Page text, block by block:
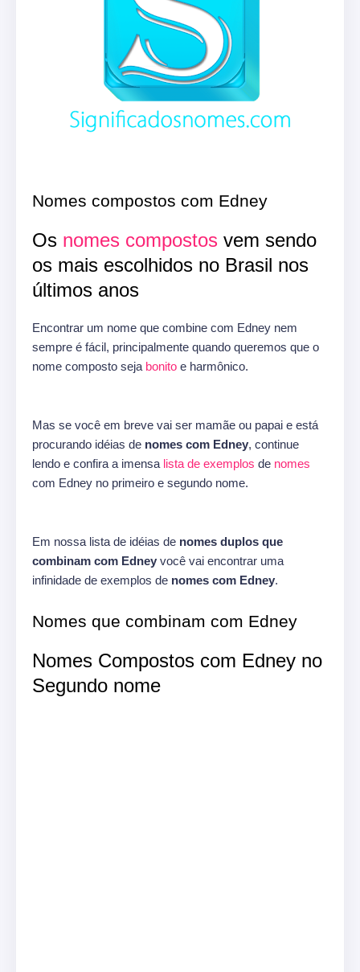
Nomes compostos com Edney
Os nomes compostos vem sendo
os mais escolhidos no Brasil nos
últimos anos
Encontrar um nome que combine com Edney nem
sempre é fácil, principalmente quando queremos que o
nome composto seja bonito e harmônico.
Mas se você em breve vai ser mamãe ou papai e está
procurando idéias de nomes com Edney, continue
lendo e confira a imensa lista de exemplos de nomes
com Edney no primeiro e segundo nome.
Em nossa lista de idéias de nomes duplos que
combinam com Edney você vai encontrar uma
infinidade de exemplos de nomes com Edney.
Nomes que combinam com Edney
Nomes Compostos com Edney no
Segundo nome